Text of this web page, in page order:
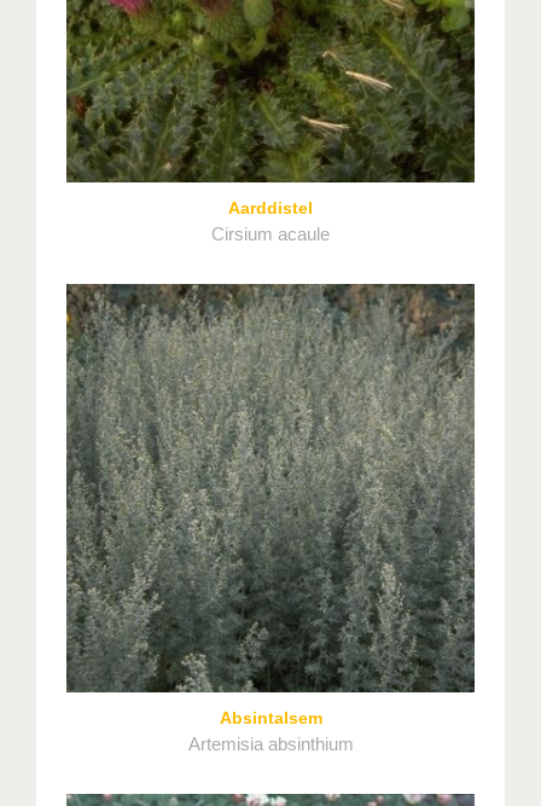
Aarddistel
Cirsium acaule
Absintalsem
Artemisia absinthium